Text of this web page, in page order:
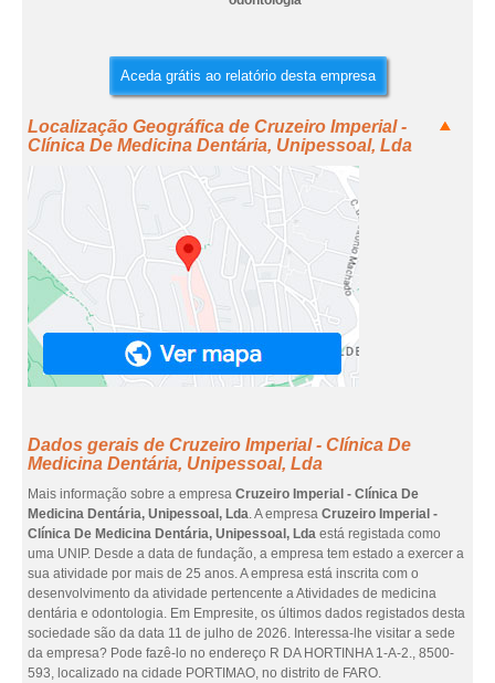
Aceda grátis ao relatório desta empresa
Localização Geográfica de Cruzeiro Imperial -
Clínica De Medicina Dentária, Unipessoal, Lda
Dados gerais de Cruzeiro Imperial - Clínica De
Medicina Dentária, Unipessoal, Lda
Mais informação sobre a empresa Cruzeiro Imperial - Clínica De
Medicina Dentária, Unipessoal, Lda. A empresa Cruzeiro Imperial -
Clínica De Medicina Dentária, Unipessoal, Lda está registada como
uma UNIP. Desde a data de fundação, a empresa tem estado a exercer a
sua atividade por mais de 25 anos. A empresa está inscrita com o
desenvolvimento da atividade pertencente a Atividades de medicina
dentária e odontologia. Em Empresite, os últimos dados registados desta
sociedade são da data 11 de julho de 2026. Interessa-lhe visitar a sede
da empresa? Pode fazê-lo no endereço R DA HORTINHA 1-A-2., 8500-
593, localizado na cidade PORTIMAO, no distrito de FARO.